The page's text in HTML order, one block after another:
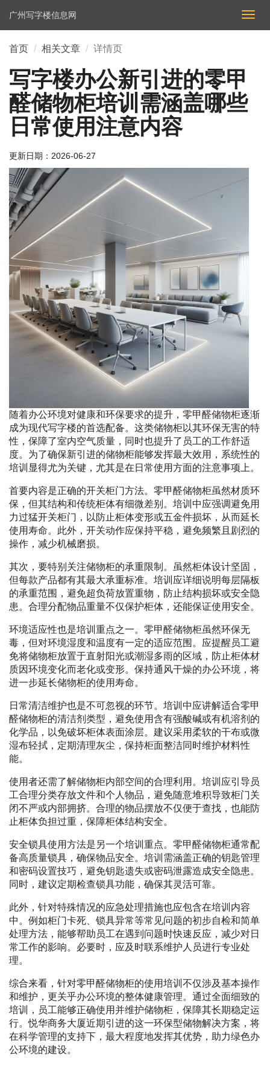
切
换
广州写字楼信息网
首页 相关文章 详情页
写字楼办公新引进的零甲
醛储物柜培训需涵盖哪些
日常使用注意内容
更新日期： 2026-06-27
随着办公环境对健康和环保要求的提升，零甲醛储物柜逐渐
成为现代写字楼的首选配备。这类储物柜以其环保无害的特
性，保障了室内空气质量，同时也提升了员工的工作舒适
度。为了确保新引进的储物柜能够发挥最大效用，系统性的
培训显得尤为关键，尤其是在日常使用方面的注意事项上。
首要内容是正确的开关柜门方法。零甲醛储物柜虽然材质环
保，但其结构和传统柜体有细微差别。培训中应强调避免用
力过猛开关柜门，以防止柜体变形或五金件损坏，从而延长
使用寿命。此外，开关动作应保持平稳，避免频繁且剧烈的
操作，减少机械磨损。
其次，要特别关注储物柜的承重限制。虽然柜体设计坚固，
但每款产品都有其最大承重标准。培训应详细说明每层隔板
的承重范围，避免超负荷放置重物，防止结构损坏或安全隐
患。合理分配物品重量不仅保护柜体，还能保证使用安全。
环境适应性也是培训重点之一。零甲醛储物柜虽然环保无
毒，但对环境湿度和温度有一定的适应范围。应提醒员工避
免将储物柜放置于直射阳光或潮湿多雨的区域，防止柜体材
质因环境变化而老化或变形。保持通风干燥的办公环境，将
进一步延长储物柜的使用寿命。
日常清洁维护也是不可忽视的环节。培训中应讲解适合零甲
醛储物柜的清洁剂类型，避免使用含有强酸碱或有机溶剂的
化学品，以免破坏柜体表面涂层。建议采用柔软的干布或微
湿布轻拭，定期清理灰尘，保持柜面整洁同时维护材料性
能。
使用者还需了解储物柜内部空间的合理利用。培训应引导员
工合理分类存放文件和个人物品，避免随意堆积导致柜门关
闭不严或内部拥挤。合理的物品摆放不仅便于查找，也能防
止柜体负担过重，保障柜体结构安全。
安全锁具使用方法是另一个培训重点。零甲醛储物柜通常配
备高质量锁具，确保物品安全。培训需涵盖正确的钥匙管理
和密码设置技巧，避免钥匙遗失或密码泄露造成安全隐患。
同时，建议定期检查锁具功能，确保其灵活可靠。
此外，针对特殊情况的应急处理措施也应包含在培训内容
中。例如柜门卡死、锁具异常等常见问题的初步自检和简单
处理方法，能够帮助员工在遇到问题时快速反应，减少对日
常工作的影响。必要时，应及时联系维护人员进行专业处
理。
综合来看，针对零甲醛储物柜的使用培训不仅涉及基本操作
和维护，更关乎办公环境的整体健康管理。通过全面细致的
培训，员工能够正确使用并维护储物柜，保障其长期稳定运
行。悦华商务大厦近期引进的这一环保型储物解决方案，将
在科学管理的支持下，最大程度地发挥其优势，助力绿色办
公环境的建设。